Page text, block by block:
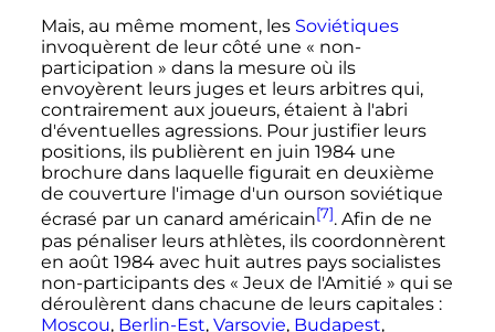
Mais, au même moment, les Soviétiques
invoquèrent de leur côté une « non-
participation » dans la mesure où ils
envoyèrent leurs juges et leurs arbitres qui,
contrairement aux joueurs, étaient à l'abri
d'éventuelles agressions. Pour justifier leurs
positions, ils publièrent en juin 1984une
brochure dans laquelle figurait en deuxième
de couverture l'image d'un ourson soviétique
écrasé par un canard américain[7]. Afin de ne
pas pénaliser leurs athlètes, ils coordonnèrent
en août 1984avec huit autres pays socialistes
non-participants des « Jeux de l'Amitié » qui se
déroulèrent dans chacune de leurs capitales :
Moscou, Berlin-Est, Varsovie, Budapest,